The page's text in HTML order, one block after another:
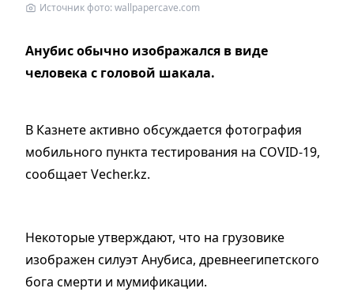
Источник фото: wallpapercave.com
Анубис обычно изображался в виде
человека с головой шакала.
В Казнете активно обсуждается фотография
мобильного пункта тестирования на COVID-19,
сообщает Vecher.kz.
Некоторые утверждают, что на грузовике
изображен силуэт Анубиса, древнеегипетского
бога смерти и мумификации.